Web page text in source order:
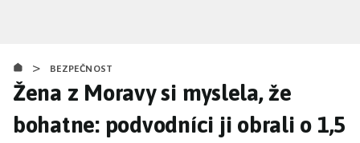
obsahu
> BEZPEČNOST
Žena z Moravy si myslela, že
bohatne: podvodníci ji obrali o 1,5